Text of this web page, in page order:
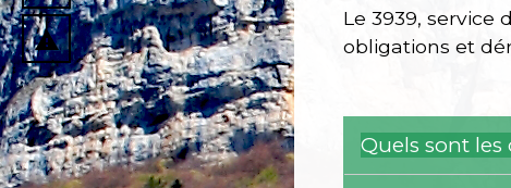
report_problem
Le 3939,
obligations et
Quels sont